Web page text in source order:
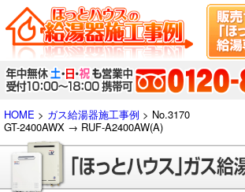
HOME > ガス給湯器施工事例 > No.3170
GT-2400AWX → RUF-A2400AW(A)